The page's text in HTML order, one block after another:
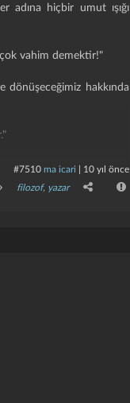
adına hiçbir umut ışığı
çok vahim demektir!"
dönüşeceğimiz hakkında
#7510 ma icari 10 yıl önce
filozof, yazar